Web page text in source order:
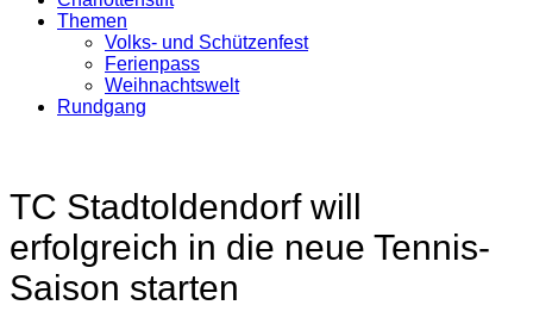
Themen
Volks- und Schützenfest
Ferienpass
Weihnachtswelt
Rundgang
TC Stadtoldendorf will
erfolgreich in die neue Tennis-
Saison starten